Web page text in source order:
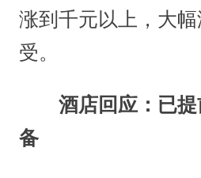
涨到千元以上，大
受。
酒店回应：已提
备